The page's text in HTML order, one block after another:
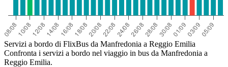
Servizi a bordo di FlixBus da Manfredonia a Reggio Emilia
Confronta i servizi a bordo nel viaggio in bus da Manfredonia a
Reggio Emilia.